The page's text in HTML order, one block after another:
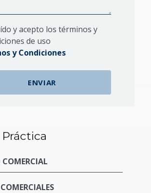
y acepto los términos y
de uso
y Condiciones
COMERCIAL